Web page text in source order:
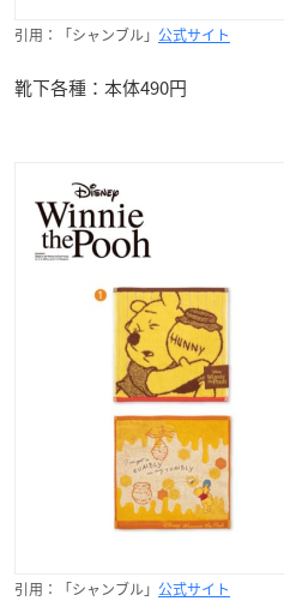
引用：「シャンブル」 公式サイト
靴下各種：本体490円
引用：「シャンブル」 公式サイト